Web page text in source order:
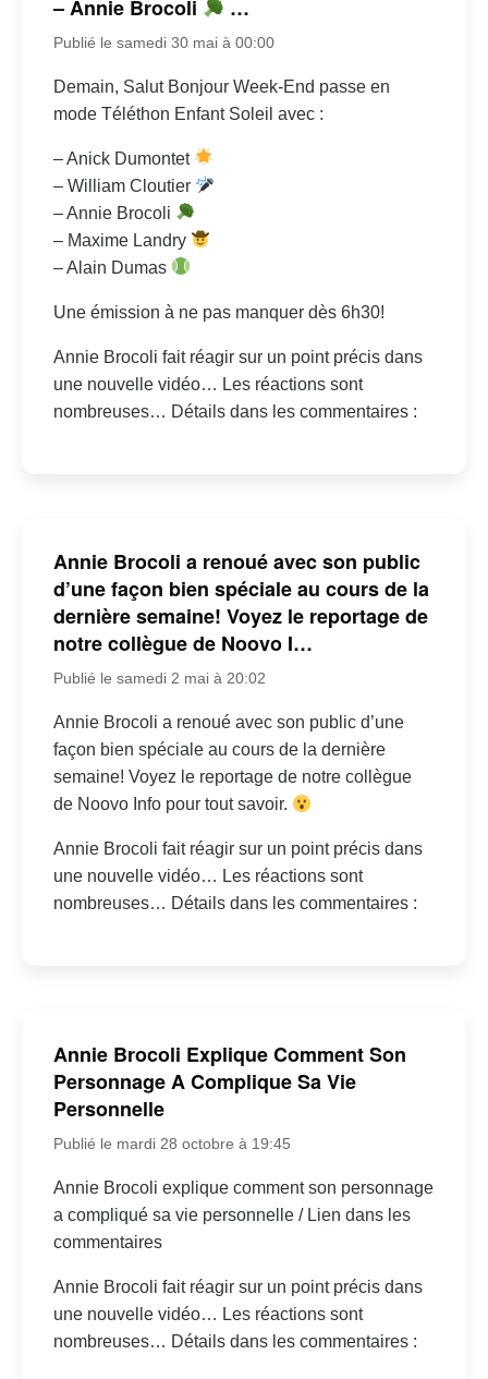
– Annie Brocoli …
Publié le samedi 30 mai à 00:00
Demain, Salut Bonjour Week-End passe en
mode Téléthon Enfant Soleil avec :
– Anick Dumontet
– William Cloutier
– Annie Brocoli
– Maxime Landry
– Alain Dumas
Une émission à ne pas manquer dès 6h30!
Annie Brocoli fait réagir sur un point précis dans
une nouvelle vidéo… Les réactions sont
nombreuses… Détails dans les commentaires :
Annie Brocoli a renoué avec son public
d’une façon bien spéciale au cours de la
dernière semaine! Voyez le reportage de
notre collègue de Noovo I…
Publié le samedi 2 mai à 20:02
Annie Brocoli a renoué avec son public d’une
façon bien spéciale au cours de la dernière
semaine! Voyez le reportage de notre collègue
de Noovo Info pour tout savoir.
Annie Brocoli fait réagir sur un point précis dans
une nouvelle vidéo… Les réactions sont
nombreuses… Détails dans les commentaires :
Annie Brocoli Explique Comment Son
Personnage A Complique Sa Vie
Personnelle
Publié le mardi 28 octobre à 19:45
Annie Brocoli explique comment son personnage
a compliqué sa vie personnelle / Lien dans les
commentaires
Annie Brocoli fait réagir sur un point précis dans
une nouvelle vidéo… Les réactions sont
nombreuses… Détails dans les commentaires :